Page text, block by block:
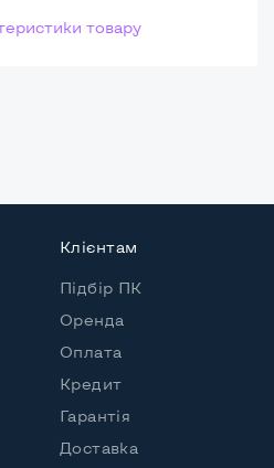
товару
Клієнтам
Підбір ПК
Оренда
Оплата
Кредит
Гарантія
Доставка